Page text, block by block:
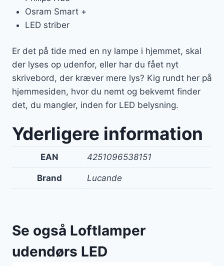
Osram Smart +
LED striber
Er det på tide med en ny lampe i hjemmet, skal
der lyses op udenfor, eller har du fået nyt
skrivebord, der kræver mere lys? Kig rundt her på
hjemmesiden, hvor du nemt og bekvemt finder
det, du mangler, inden for LED belysning.
Yderligere information
EAN 4251096538151
Brand Lucande
Se også Loftlamper
udendørs LED